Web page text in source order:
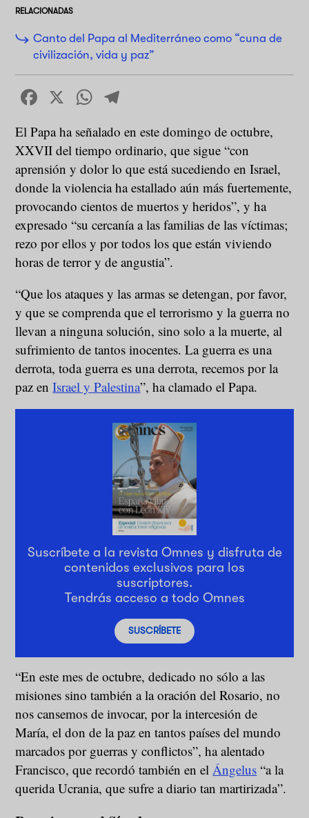
RELACIONADAS
Canto del Papa al Mediterráneo como “cuna de
civilización, vida y paz”
Facebook
X WhatsApp
El Papa ha señalado en este domingo de octubre,
XXVII del tiempo ordinario, que sigue “con
aprensión y dolor lo que está sucediendo en Israel,
donde la violencia ha estallado aún más fuertemente,
provocando cientos de muertos y heridos”, y ha
expresado “su cercanía a las familias de las víctimas;
rezo por ellos y por todos los que están viviendo
horas de terror y de angustia”.
“Que los ataques y las armas se detengan, por favor,
y que se comprenda que el terrorismo y la guerra no
llevan a ninguna solución, sino solo a la muerte, al
sufrimiento de tantos inocentes. La guerra es una
derrota, toda guerra es una derrota, recemos por la
paz enIsrael y Palestina”, ha clamado el Papa.
Suscríbete a la revista Omnes y disfruta de
contenidos exclusivos para los
suscriptores.
Tendrás acceso a todo Omnes
SUSCRÍBETE
“En este mes de octubre, dedicado no sólo a las
misiones sino también a la oración del Rosario, no
nos cansemos de invocar, por la intercesión de
María, el don de la paz en tantos países del mundo
marcados por guerras y conflictos”, ha alentado
Francisco, que recordó también en elÁngelus “a la
querida Ucrania, que sufre a diario tan martirizada”.